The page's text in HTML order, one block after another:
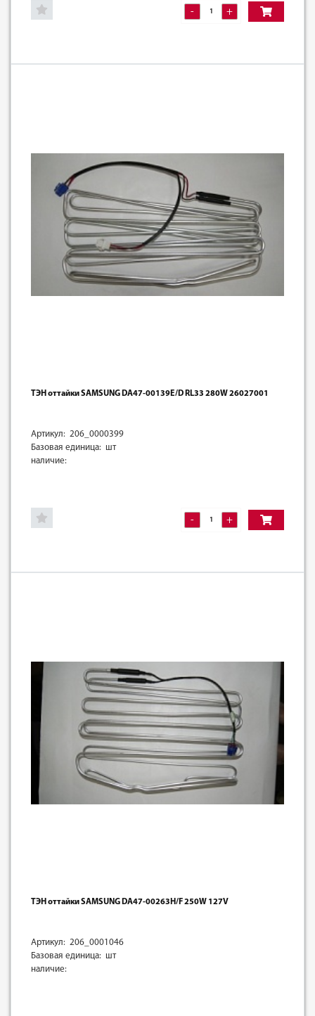
- +
ТЭН оттайки SAMSUNG DA47-00139E/D RL33 280W 26027001
Артикул: 206_0000399
Базовая единица: шт
наличие:
- +
ТЭН оттайки SAMSUNG DA47-00263H/F 250W 127V
Артикул: 206_0001046
Базовая единица: шт
наличие: